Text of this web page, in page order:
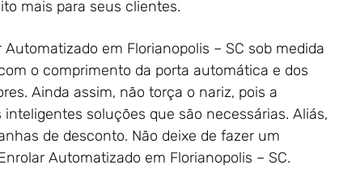
mais para seus clientes.
em Florianopolis – SC sob medida
o comprimento da porta automática e dos
Ainda assim, não torça o nariz, pois a
soluções que são necessárias. Aliás,
de desconto. Não deixe de fazer um
Automatizado em Florianopolis – SC.